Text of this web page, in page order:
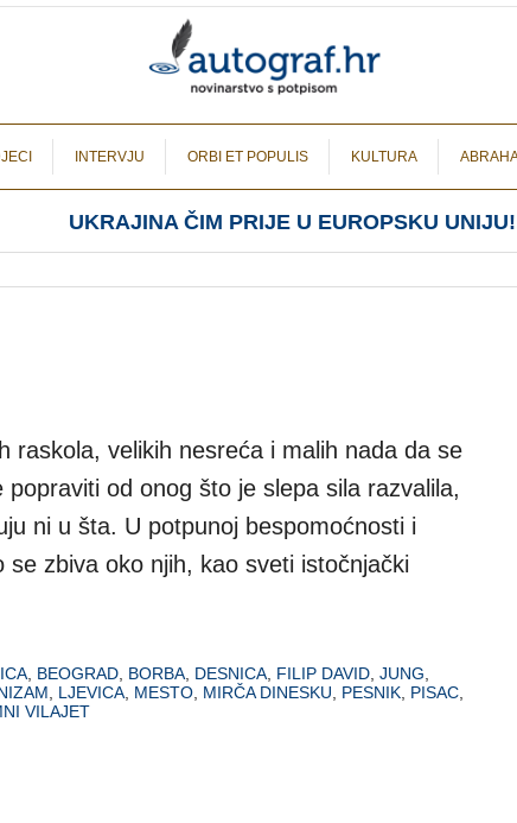
INTERVJU ORBI ET POPULIS KULTURA
UKRAJINA ČIM PRIJE U EUROPSKU
raskola, velikih nesreća i malih nada da se
od onog što je slepa sila razvalila,
ni u šta. U potpunoj bespomoćnosti i
se zbiva oko njih, kao sveti istočnjački
BEOGRAD BORBA DESNICA FILIP DAVID JUNG
LJEVICA MESTO MIRČA DINESKU PESNIK PISAC
VILAJET